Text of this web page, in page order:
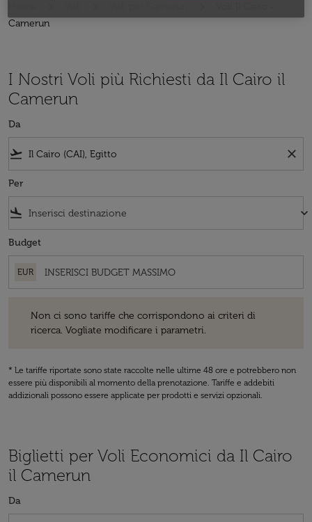
Camerun
I Nostri Voli più Richiesti da Il Cairo il
Camerun
Da
flight_takeoff close
Per
flight_land keyboard_arrow_down
Budget
EUR
Non ci sono tariffe che corrispondono ai criteri di
ricerca. Vogliate modificare i parametri.
* Le tariffe riportate sono state raccolte nelle ultime 48 ore e potrebbero non
essere più disponibili al momento della prenotazione. Tariffe e addebiti
addizionali possono essere applicate per prodotti e servizi opzionali.
Biglietti per Voli Economici da Il Cairo
il Camerun
Da